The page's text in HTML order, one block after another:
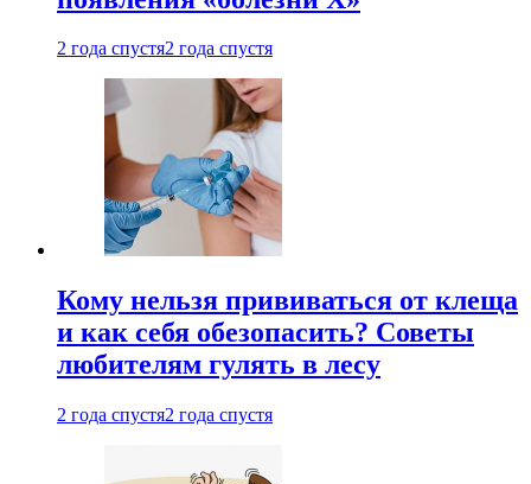
2 года спустя2 года спустя
Кому нельзя прививаться от клеща
и как себя обезопасить? Советы
любителям гулять в лесу
2 года спустя2 года спустя